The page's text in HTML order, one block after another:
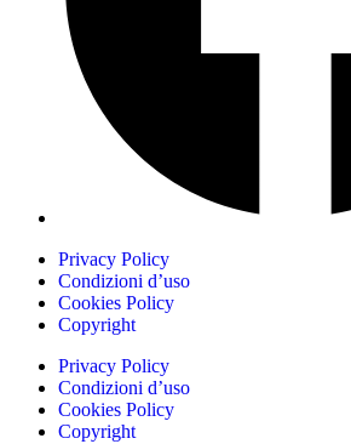
Privacy Policy
Condizioni d’uso
Cookies Policy
Copyright
Privacy Policy
Condizioni d’uso
Cookies Policy
Copyright